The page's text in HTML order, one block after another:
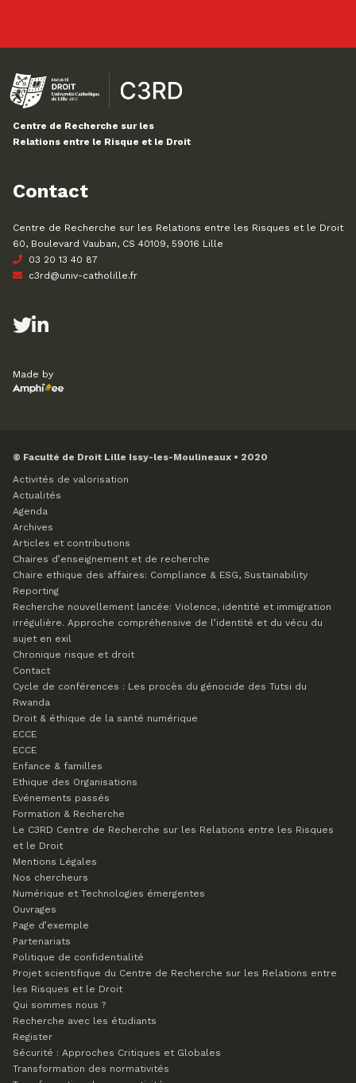
Centre de Recherche sur les
Relations entre le Risque et le Droit
Contact
Centre de Recherche sur les Relations entre les Risques et le Droit
60, Boulevard Vauban, CS 40109, 59016 Lille
03 20 13 40 87
c3rd@univ-catholille.fr
Made by
© Faculté de Droit Lille Issy-les-Moulineaux • 2020
Activités de valorisation
Actualités
Agenda
Archives
Articles et contributions
Chaires d’enseignement et de recherche
Chaire ethique des affaires: Compliance & ESG, Sustainability
Reporting
Recherche nouvellement lancée: Violence, identité et immigration
irrégulière. Approche compréhensive de l’identité et du vécu du
sujet en exil
Chronique risque et droit
Contact
Cycle de conférences : Les procès du génocide des Tutsi du
Rwanda
Droit & éthique de la santé numérique
ECCE
ECCE
Enfance & familles
Ethique des Organisations
Evénements passés
Formation & Recherche
Le C3RD Centre de Recherche sur les Relations entre les Risques
et le Droit
Mentions Légales
Nos chercheurs
Numérique et Technologies émergentes
Ouvrages
Page d’exemple
Partenariats
Politique de confidentialité
Projet scientifique du Centre de Recherche sur les Relations entre
les Risques et le Droit
Qui sommes nous ?
Recherche avec les étudiants
Register
Sécurité : Approches Critiques et Globales
Transformation des normativités